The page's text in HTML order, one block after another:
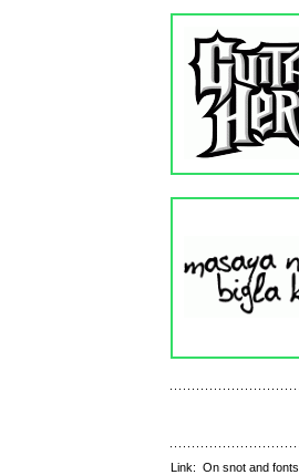
Link: On snot and fonts